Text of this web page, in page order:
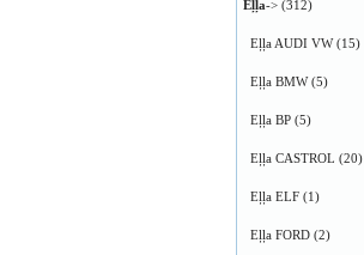
Eļļa-> (312)
Eļļa AUDI VW(15)
Eļļa BMW(5)
Eļļa BP (5)
Eļļa CASTROL (20)
Eļļa ELF (1)
Eļļa FORD (2)